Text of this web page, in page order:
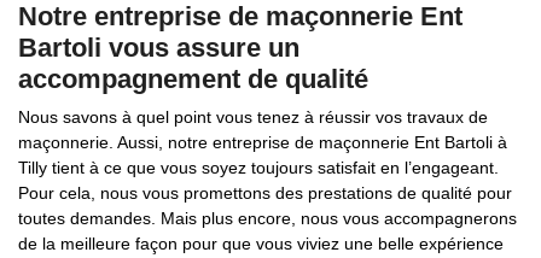
Notre entreprise de maçonnerie Ent
Bartoli vous assure un
accompagnement de qualité
Nous savons à quel point vous tenez à réussir vos travaux de
maçonnerie. Aussi, notre entreprise de maçonnerie Ent Bartoli à
Tilly tient à ce que vous soyez toujours satisfait en l’engageant.
Pour cela, nous vous promettons des prestations de qualité pour
toutes demandes. Mais plus encore, nous vous accompagnerons
de la meilleure façon pour que vous viviez une belle expérience